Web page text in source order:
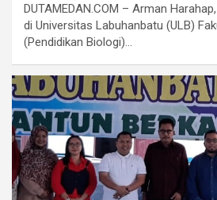
DUTAMEDAN.COM – Arman
di Universitas Labuhanbatu (ULB)
(Pendidikan Biologi)…